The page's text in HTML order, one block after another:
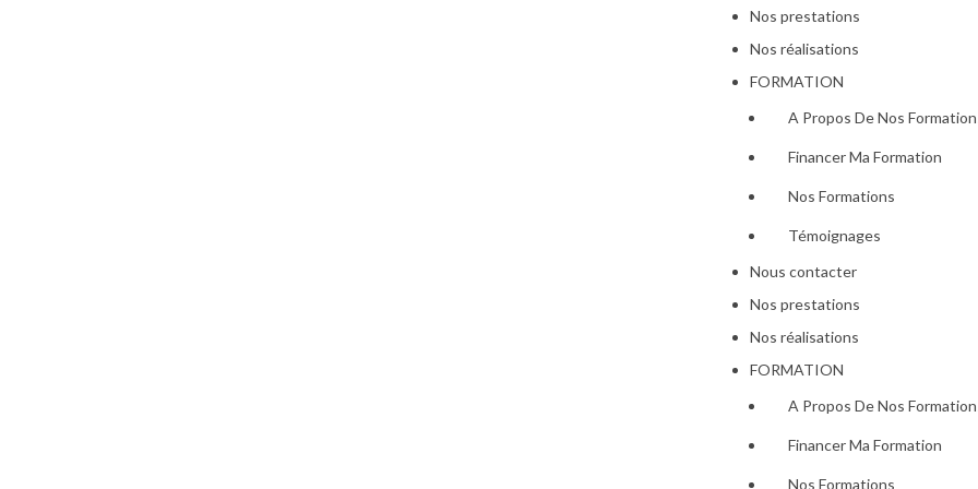
Nos prestations
Nos réalisations
FORMATION
A Propos De Nos
Financer Ma Formation
Nos Formations
Témoignages
Nous contacter
Nos prestations
Nos réalisations
FORMATION
A Propos De Nos
Financer Ma Formation
Nos Formations